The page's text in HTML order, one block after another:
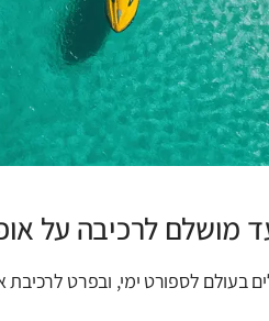
מושלם לרכיבה על
בעולם לספורט ימי, ובפרט לרכיבת